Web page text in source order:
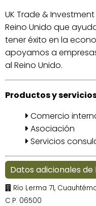
UK Trade &
Reino Unido que
tener éxito en la
apoyamos a
al Reino Unido.
Productos y
Comercio
Asociación
Servicios
Datos adicionales
Río Lerma 71,
C.P. 06500